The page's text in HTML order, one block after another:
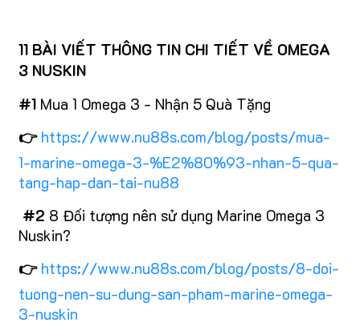
11 BÀI VIẾT THÔNG TIN CHI TIẾT VỀ OMEGA
3 NUSKIN
#1 Mua 1 Omega 3 - Nhận 5 Quà Tặng
👉 https://www.nu88s.com/blog/posts/mua-
1-marine-omega-3-%E2%80%93-nhan-5-qua-
tang-hap-dan-tai-nu88
#2 8 Đối tượng nên sử dụng Marine Omega 3
Nuskin?
👉 https://www.nu88s.com/blog/posts/8-doi-
tuong-nen-su-dung-san-pham-marine-omega-
3-nuskin